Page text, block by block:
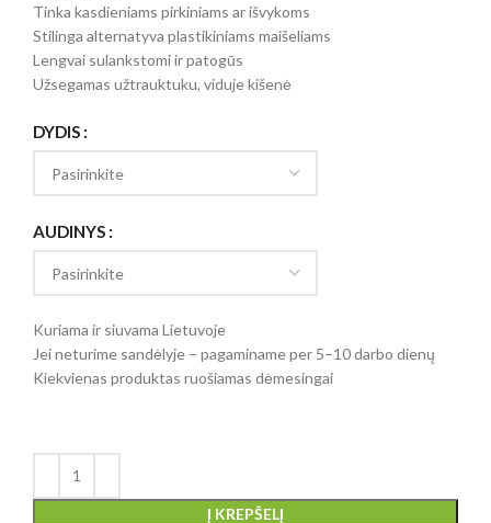
Tinka kasdieniams pirkiniams ar išvykoms
Stilinga alternatyva plastikiniams maišeliams
Lengvai sulankstomi ir patogūs
Užsegamas užtrauktuku, viduje kišenė
DYDIS
AUDINYS
Kuriama ir siuvama Lietuvoje
Jei neturime sandėlyje – pagaminame per 5–10 darbo dienų
Kiekvienas produktas ruošiamas dėmesingai
Į KREPŠELĮ